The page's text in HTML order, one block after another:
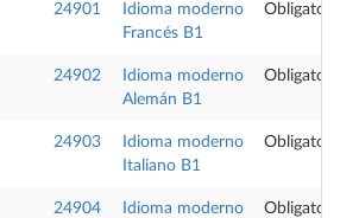
24901
Idioma moderno
Francés B1
24902
Idioma moderno
Alemán B1
24903
Idioma moderno
Italiano B1
24904
Idioma moderno